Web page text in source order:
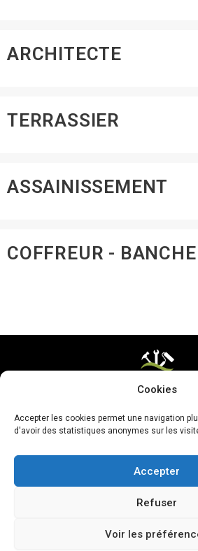
Cookies
Accepter les cookies permet une navigation
d'avoir des statistiques anonymes sur les
Accepter
Refuser
Voir les
ARCHITECTE
TERRASSIER
ASSAINISSEMENT
COFFREUR -
Mettre ma page à